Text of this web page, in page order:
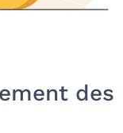
des